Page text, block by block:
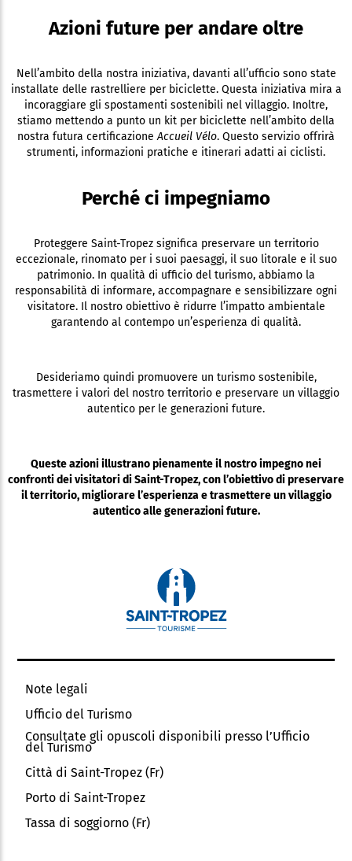
Azioni future per andare oltre
Nell’ambito della nostra iniziativa, davanti all’ufficio sono state
installate delle rastrelliere per biciclette. Questa iniziativa mira a
incoraggiare gli spostamenti sostenibili nel villaggio. Inoltre,
stiamo mettendo a punto un kit per biciclette nell’ambito della
nostra futura certificazioneAccueil Vélo. Questo servizio offrirà
strumenti, informazioni pratiche e itinerari adatti ai ciclisti.
Perché ci impegniamo
Proteggere Saint-Tropez significa preservare un territorio
eccezionale, rinomato per i suoi paesaggi, il suo litorale e il suo
patrimonio. In qualità di ufficio del turismo, abbiamo la
responsabilità di informare, accompagnare e sensibilizzare ogni
visitatore. Il nostro obiettivo è ridurre l’impatto ambientale
garantendo al contempo un’esperienza di qualità.
Desideriamo quindi promuovere un turismo sostenibile,
trasmettere i valori del nostro territorio e preservare un villaggio
autentico per le generazioni future.
Queste azioni illustrano pienamente il nostro impegno nei
confronti dei visitatori di Saint-Tropez, con l’obiettivo di preservare
il territorio, migliorare l’esperienza e trasmettere un villaggio
autentico alle generazioni future.
Note legali
Ufficio del Turismo
Consultate gli opuscoli disponibili presso l’Ufficio
del Turismo
Città di Saint-Tropez (Fr)
Porto di Saint-Tropez
Tassa di soggiorno (Fr)